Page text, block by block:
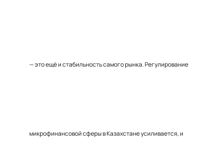
— это ещё и стабильность самого рынка. Регулирование
микрофинансовой сферы в Казахстане усиливается, и